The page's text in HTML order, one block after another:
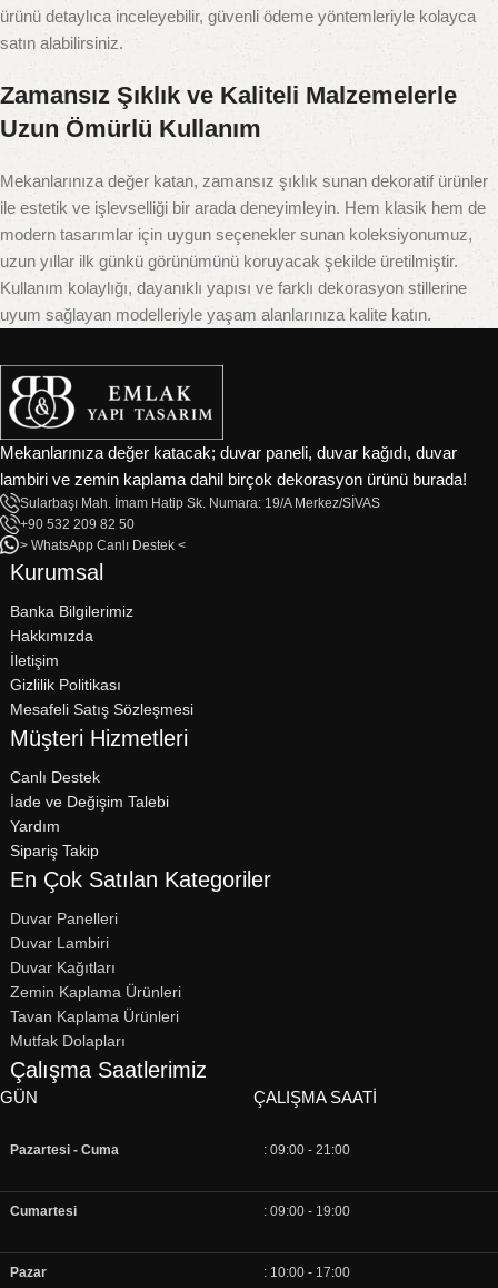
ürünü detaylıca inceleyebilir, güvenli ödeme yöntemleriyle kolayca
satın alabilirsiniz.
Zamansız Şıklık ve Kaliteli Malzemelerle
Uzun Ömürlü Kullanım
Mekanlarınıza değer katan, zamansız şıklık sunan dekoratif ürünler
ile estetik ve işlevselliği bir arada deneyimleyin. Hem klasik hem de
modern tasarımlar için uygun seçenekler sunan koleksiyonumuz,
uzun yıllar ilk günkü görünümünü koruyacak şekilde üretilmiştir.
Kullanım kolaylığı, dayanıklı yapısı ve farklı dekorasyon stillerine
uyum sağlayan modelleriyle yaşam alanlarınıza kalite katın.
Mekanlarınıza değer katacak; duvar paneli, duvar kağıdı, duvar
lambiri ve zemin kaplama dahil birçok dekorasyon ürünü burada!
Sularbaşı Mah. İmam Hatip Sk. Numara: 19/A Merkez/SİVAS
+90 532 209 82 50
> WhatsApp Canlı Destek <
Kurumsal
Banka Bilgilerimiz
Hakkımızda
İletişim
Gizlilik Politikası
Mesafeli Satış Sözleşmesi
Müşteri Hizmetleri
Canlı Destek
İade ve Değişim Talebi
Yardım
Sipariş Takip
En Çok Satılan Kategoriler
Duvar Panelleri
Duvar Lambiri
Duvar Kağıtları
Zemin Kaplama Ürünleri
Tavan Kaplama Ürünleri
Mutfak Dolapları
Çalışma Saatlerimiz
GÜN ÇALIŞMA SAATI
Pazartesi - Cuma : 09:00 - 21:00
Cumartesi : 09:00 - 19:00
Pazar : 10:00 - 17:00